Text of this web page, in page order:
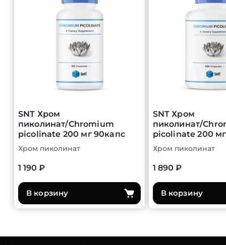
SNT Хром
пиколинат/Chromium
picolinate 200 мг 90капс
Хром пиколинат
1 190 ₽
В корзину
SNT Хром
пиколинат/
picolinate 200
Хром пиколинат
1 890 ₽
В корзину